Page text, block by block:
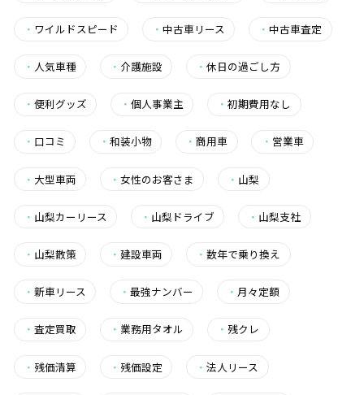
・ ワイルドスピード ・中古車リース ・中古車査定
・ 人気車種 ・ 介護施設 ・休日の過ごし方
・ 便利グッズ ・個人事業主 ・初期費用なし
・ 口コミ ・和装小物 ・商用車 ・ 営業車
・ 大型車両 ・女性のお客さま ・ 山梨
・ 山梨カーリース ・ 山梨ドライブ ・ 山梨支社
・ 山梨散策 ・建設車両 ・数年で乗り換え
・ 新車リース ・最強ナンバー ・ 月々定額
・ 査定買取 ・ 業務用タオル ・ 残クレ
・ 残価清算 ・ 残価設定 ・法人リース